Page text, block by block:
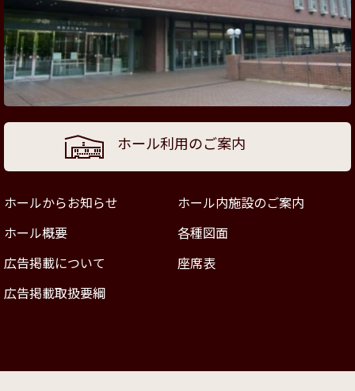
ホール利用のご案内
ホールからお知らせ
ホール内施設のご案内
ホール概要
各種図面
広告掲載について
座席表
広告掲載取扱要綱